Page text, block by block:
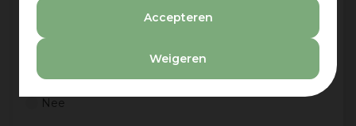
Accepteren
Weigeren
Ja
Nee